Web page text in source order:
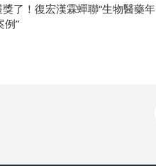
了！復宏漢霖蟬聯“生物醫藥年
例”